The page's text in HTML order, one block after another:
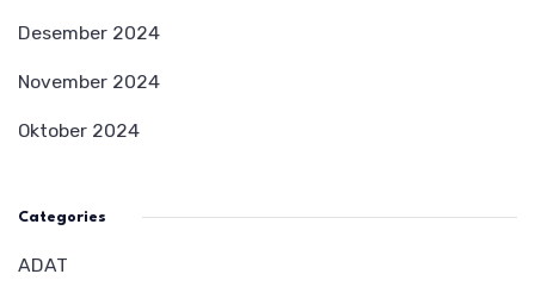
Desember 2024
November 2024
Oktober 2024
Categories
ADAT